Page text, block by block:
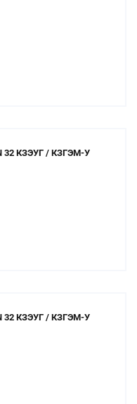
32 КЗЭУГ / КЗГЭМ-У
32 КЗЭУГ / КЗГЭМ-У